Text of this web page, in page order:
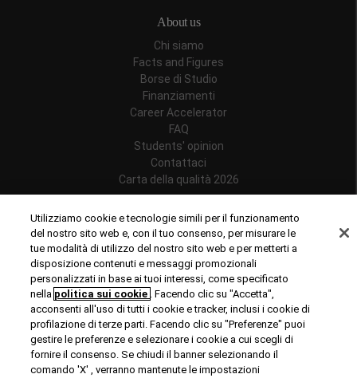
About us
Chi siamo
Facts and Figures
Borse di Studio
Finanziamenti
Career Accelerator
FAQ
Students' opinion
Contattaci
Carta della qualità 2026
Riconoscimenti
Utilizziamo cookie e tecnologie simili per il funzionamento
del nostro sito web e, con il tuo consenso, per misurare le
tue modalità di utilizzo del nostro sito web e per metterti a
disposizione contenuti e messaggi promozionali
personalizzati in base ai tuoi interessi, come specificato
nella politica sui cookie . Facendo clic su "Accetta",
acconsenti all'uso di tutti i cookie e tracker, inclusi i cookie di
profilazione di terze parti. Facendo clic su "Preferenze" puoi
gestire le preferenze e selezionare i cookie a cui scegli di
fornire il consenso. Se chiudi il banner selezionando il
comando 'X' , verranno mantenute le impostazioni